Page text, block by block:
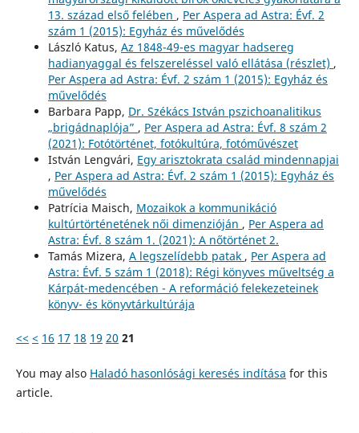
13. század első felében , Per Aspera ad Astra: Évf. 2
szám 1 (2015): Egyház és művelődés
László Katus, Az 1848-49-es magyar hadsereg
hadianyaggal és felszereléssel való ellátása (részlet) ,
Per Aspera ad Astra: Évf. 2 szám 1 (2015): Egyház és
művelődés
Barbara Papp, Dr. Székács István pszichoanalitikus
„brigádnaplója” , Per Aspera ad Astra: Évf. 8 szám 2
(2021): Fotótörténet, fotókultúra, fotóművészet
István Lengvári, Egy arisztokrata család mindennapjai
, Per Aspera ad Astra: Évf. 2 szám 1 (2015): Egyház és
művelődés
Patrícia Maisch, Mozaikok a kommunikáció
kultúrtörténetének női dimenzióján , Per Aspera ad
Astra: Évf. 8 szám 1. (2021): A nőtörténet 2.
Tamás Mizera, A legszelídebb patak , Per Aspera ad
Astra: Évf. 5 szám 1 (2018): Régi könyves műveltség a
Kárpát-medencében - A reformáció felekezeteinek
könyv- és könyvtárkultúrája
<< < 16 17 18 19 20 21
You may also Haladó hasonlósági keresés indítása for this
article.